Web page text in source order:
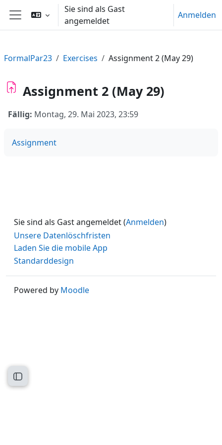
Zum Hauptinhalt
Website-Übersicht
Sie sind als Gast
angemeldet
Anmelden
Kursindex öffnen
FormalPar23 Exercises Assignment 2 (May 29)
Assignment 2 (May 29)
Fällig: Montag, 29. Mai 2023, 23:59
Assignment
Sie sind als Gast angemeldet (Anmelden)
Unsere Datenlöschfristen
Laden Sie die mobile App
Standarddesign
Powered by Moodle